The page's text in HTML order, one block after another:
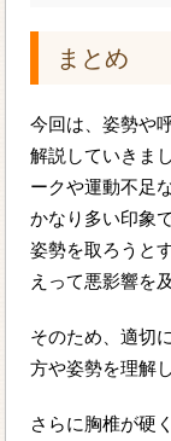
まとめ
今回は、姿勢や
解説していきま
ークや運動不足
かなり多い印象
姿勢を取ろうと
えって悪影響を
そのため、適切
方や姿勢を理解
さらに胸椎が硬